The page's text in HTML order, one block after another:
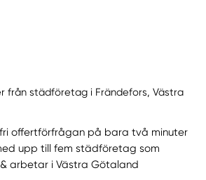
från städföretag i Frändefors, Västra
offertförfrågan på bara två minuter
upp till fem städföretag som
arbetar i Västra Götaland